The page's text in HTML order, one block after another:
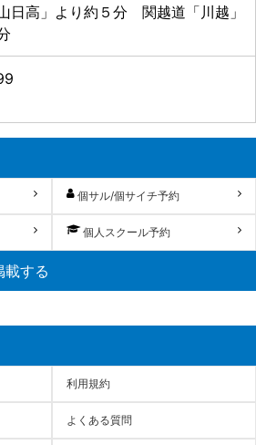
日高」より約５分 関越道「川越」
個サル/個サイチ予約
個人スクール予約
載する
利用規約
よくある質問